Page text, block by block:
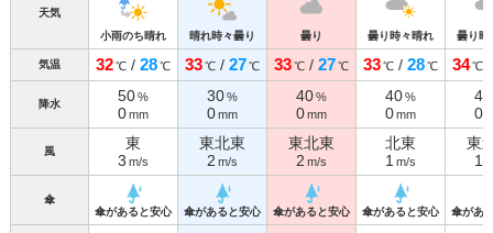
天気
小雨のち晴れ
晴れ時々曇り 曇り 曇り時々晴れ 曇り時
気温 32℃/ 28℃ 33℃/ 27℃ 33℃/ 27℃ 33℃/ 28℃ 34℃
降水 50%
0mm
30%
0mm
40%
0mm
40%
0mm
40
0
風
東
3 m/s
東北東
2 m/s
東北東
2 m/s
北東
1 m/s
東
1
傘
傘があると安心
傘があると安心 傘があると安心 傘があると安心 傘があ